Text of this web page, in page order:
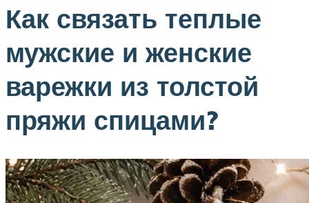
Как связать теплые
мужские и женские
варежки из толстой
пряжи спицами?